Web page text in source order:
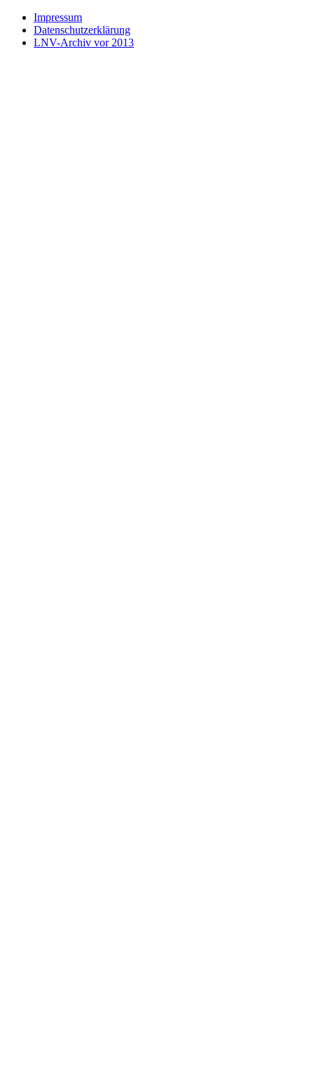
Impressum
Datenschutzerklärung
LNV-Archiv vor 2013